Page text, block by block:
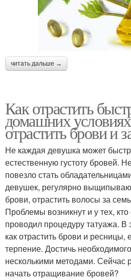
читать дальше →
Как отрастить
домашних
отрастить брови и
Не каждая девушка может
естественную густоту бровей.
повезло стать
девушек, регулярно
брови, отрастить волосы за
Проблемы возникнут и у тех,
проводил процедуру татуажа. В
как отрастить брови и ресницы,
терпение. Достичь
несколькими методами. Сейчас
начать отращивание бровей?